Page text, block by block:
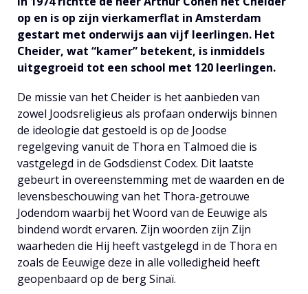
op en is op zijn vierkamerflat in Amsterdam
gestart met onderwijs aan vijf leerlingen. Het
Cheider, wat “kamer” betekent, is inmiddels
uitgegroeid tot een school met 120 leerlingen.
De missie van het Cheider is het aanbieden van
zowel Joodsreligieus als profaan onderwijs binnen
de ideologie dat gestoeld is op de Joodse
regelgeving vanuit de Thora en Talmoed die is
vastgelegd in de Godsdienst Codex. Dit laatste
gebeurt in overeenstemming met de waarden en de
levensbeschouwing van het Thora-getrouwe
Jodendom waarbij het Woord van de Eeuwige als
bindend wordt ervaren. Zijn woorden zijn Zijn
waarheden die Hij heeft vastgelegd in de Thora en
zoals de Eeuwige deze in alle volledigheid heeft
geopenbaard op de berg Sinaï.